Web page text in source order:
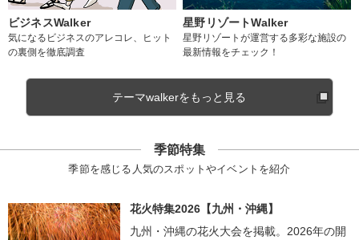
ビジネスWalker
気になるビジネスのアレコレ、ヒット
の裏側を徹底調査
星野リゾートWalker
星野リゾートが運営する多彩な施設の
最新情報をチェック！
テーマwalkerをもっと見る
季節特集
季節を感じる人気のスポットやイベントを紹介
花火特集2026【九州・沖縄】
九州・沖縄の花火大会を掲載。2026年の開